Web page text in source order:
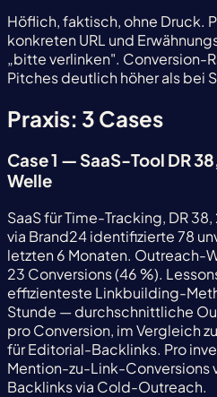
Höflich, faktisch, ohne Druck.
konkreten URL und
„bitte verlinken". Conversion-
Pitches deutlich höher als bei
Praxis: 3 Cases
Case 1 — SaaS-Tool DR
Welle
SaaS für Time-Tracking, DR
via Brand24 identifizierte 78
letzten 6 Monaten. Outreach-
23 Conversions (46 %).
effizienteste Linkbuilding-
Stunde — durchschnittliche
pro Conversion, im Vergleich
für Editorial-Backlinks. Pro
Mention-zu-Link-Conversions
Backlinks via Cold-Outreach.